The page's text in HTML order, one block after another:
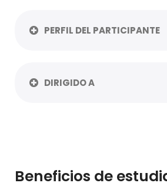
PERFIL DEL PARTICIPANTE
DIRIGIDO A
Beneficios de